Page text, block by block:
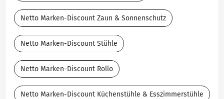
Netto Marken-Discount Zaun & Sonnenschutz
Netto Marken-Discount Stühle
Netto Marken-Discount Rollo
Netto Marken-Discount Küchenstühle & Esszimmerstühle